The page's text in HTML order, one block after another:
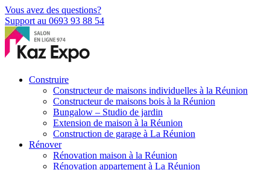
Vous avez des questions?
Support au 0693 93 88 54
Construire
Constructeur de maisons individuelles à la Réunion
Constructeur de maisons bois à la Réunion
Bungalow – Studio de jardin
Extension de maison à la Réunion
Construction de garage à La Réunion
Rénover
Rénovation maison à la Réunion
Rénovation appartement à La Réunion